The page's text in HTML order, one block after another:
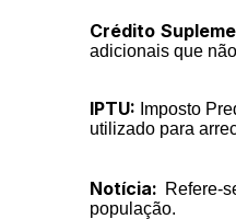
Crédito
adicionais que
IPTU: Imposto
utilizado para
Notícia: Refere-
população.